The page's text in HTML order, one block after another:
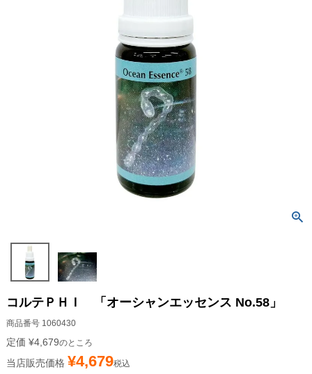
コルテＰＨＩ 「オーシャンエッセンス No.58」
商品番号 1060430
定価 ¥4,679のところ
当店販売価格 ¥4,679税込